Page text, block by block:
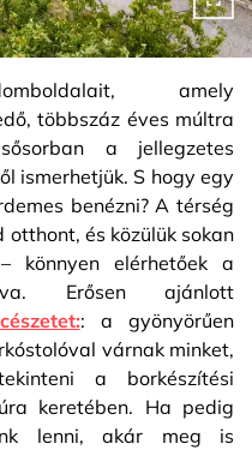
amely
többszáz éves múltra
a jellegzetes
ismerhetjük. S hogy egy
benézni? A térség
és közülük sokan
könnyen elérhetőek a
Erősen ajánlott
: a gyönyörűen
várnak minket,
a borkészítési
keretében. Ha pedig
lenni, akár meg is